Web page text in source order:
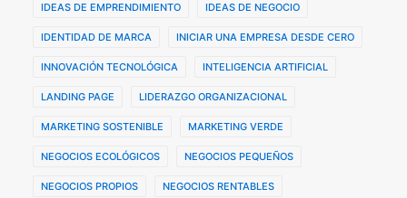
IDEAS DE EMPRENDIMIENTO IDEAS DE NEGOCIO
IDENTIDAD DE MARCA INICIAR UNA EMPRESA DESDE CERO
INNOVACIÓN TECNOLÓGICA INTELIGENCIA ARTIFICIAL
LANDING PAGE LIDERAZGO ORGANIZACIONAL
MARKETING SOSTENIBLE MARKETING VERDE
NEGOCIOS ECOLÓGICOS NEGOCIOS PEQUEÑOS
NEGOCIOS PROPIOS NEGOCIOS RENTABLES